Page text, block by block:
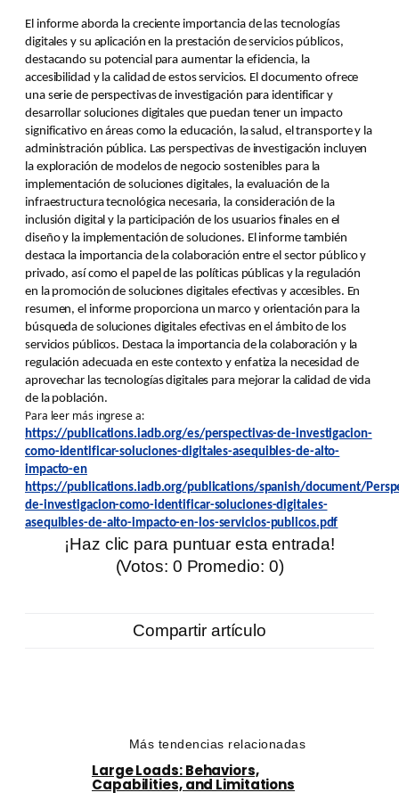
El informe aborda la creciente importancia de las tecnologías
digitales y su aplicación en la prestación de servicios públicos,
destacando su potencial para aumentar la eficiencia, la
accesibilidad y la calidad de estos servicios. El documento ofrece
una serie de perspectivas de investigación para identificar y
desarrollar soluciones digitales que puedan tener un impacto
significativo en áreas como la educación, la salud, el transporte y la
administración pública. Las perspectivas de investigación incluyen
la exploración de modelos de negocio sostenibles para la
implementación de soluciones digitales, la evaluación de la
infraestructura tecnológica necesaria, la consideración de la
inclusión digital y la participación de los usuarios finales en el
diseño y la implementación de soluciones. El informe también
destaca la importancia de la colaboración entre el sector público y
privado, así como el papel de las políticas públicas y la regulación
en la promoción de soluciones digitales efectivas y accesibles. En
resumen, el informe proporciona un marco y orientación para la
búsqueda de soluciones digitales efectivas en el ámbito de los
servicios públicos. Destaca la importancia de la colaboración y la
regulación adecuada en este contexto y enfatiza la necesidad de
aprovechar las tecnologías digitales para mejorar la calidad de vida
de la población.
Para leer más ingrese a:
https://publications.iadb.org/es/perspectivas-de-investigacion-
como-identificar-soluciones-digitales-asequibles-de-alto-
impacto-en
https://publications.iadb.org/publications/spanish/document/
de-investigacion-como-identificar-soluciones-digitales-
asequibles-de-alto-impacto-en-los-servicios-publicos.pdf
¡Haz clic para puntuar esta entrada!
(Votos: 0 Promedio: 0)
Compartir artículo
Más tendencias relacionadas
Large Loads: Behaviors,
Capabilities, and Limitations